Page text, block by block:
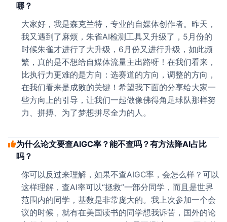
哪？
大家好，我是森克兰特，专业的自媒体创作者。昨天，
我又遇到了麻烦，朱雀AI检测工具又升级了，5月份的
时候朱雀才进行了大升级，6月份又进行升级，如此频
繁，真的是不想给自媒体流量主出路呀！在我们看来，
比执行力更难的是方向：选赛道的方向，调整的方向，
在我们看来是成败的关键！希望我下面的分享给大家一
些方向上的引导，让我们一起做像佛得角足球队那样努
力、拼搏、为了梦想拼尽全力的人。
为什么论文要查AIGC率？能不查吗？有方法降AI占比
吗？
你可以反过来理解，如果不查AIGC率，会怎么样？可以
这样理解，查AI率可以“拯救”一部分同学，而且是世界
范围内的同学，基数是非常庞大的。我上次参加一个会
议的时候，就有在美国读书的同学想我诉苦，国外的论